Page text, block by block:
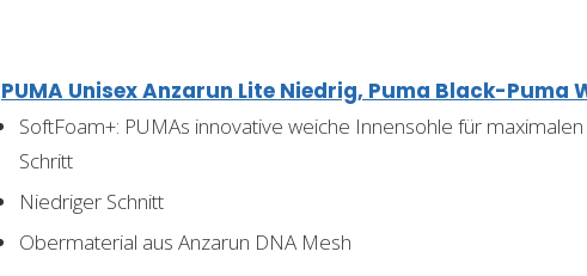
PUMA Unisex Anzarun Lite Niedrig, Puma Black-Puma
SoftFoam+: PUMAs innovative weiche Innensohle für
Schritt
Niedriger Schnitt
Obermaterial aus Anzarun DNA Mesh